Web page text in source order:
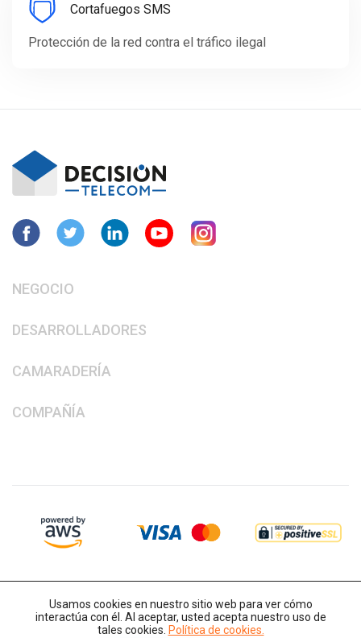
Cortafuegos SMS
Protección de la red contra el tráfico ilegal
NEGOCIO
DESARROLLADORES
CAMARADERÍA
COMPAÑÍA
Usamos cookies en nuestro sitio web para ver cómo
interactúa con él. Al aceptar, usted acepta nuestro uso de
tales cookies. Política de cookies.